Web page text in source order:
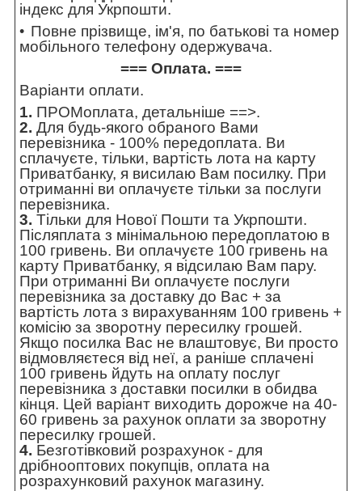
індекс для Укрпошти.
Повне прізвище, ім'я, по батькові та номер
мобільного телефону одержувача.
=== Оплата. ===
Варіанти оплати.
1. ПРОМоплата, детальніше ==>.
2. Для будь-якого обраного Вами
перевізника - 100% передоплата. Ви
сплачуєте, тільки, вартість лота на карту
Приватбанку, я висилаю Вам посилку. При
отриманні ви оплачуєте тільки за послуги
перевізника.
3. Тільки для Нової Пошти та Укрпошти.
Післяплата з мінімальною передоплатою в
100 гривень. Ви оплачуєте 100 гривень на
карту Приватбанку, я відсилаю Вам пару.
При отриманні Ви оплачуєте послуги
перевізника за доставку до Вас + за
вартість лота з вирахуванням 100 гривень +
комісію за зворотну пересилку грошей.
Якщо посилка Вас не влаштовує, Ви просто
відмовляєтеся від неї, а раніше сплачені
100 гривень йдуть на оплату послуг
перевізника з доставки посилки в обидва
кінця. Цей варіант виходить дорожче на 40-
60 гривень за рахунок оплати за зворотну
пересилку грошей.
4. Безготівковий розрахунок - для
дрібнооптових покупців, оплата на
розрахунковий рахунок магазину.